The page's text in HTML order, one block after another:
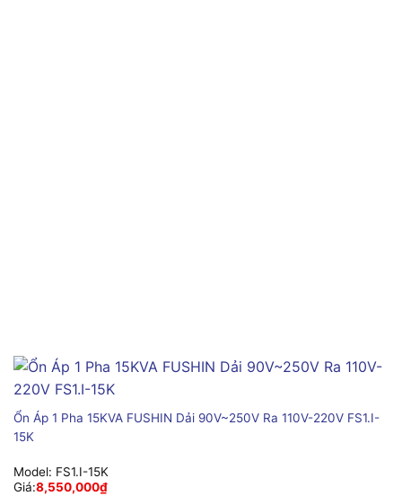
Ổn Áp 1 Pha 15KVA FUSHIN Dải 90V~250V Ra 110V-220V FS1.I-
15K
Model: FS1.I-15K
Giá:8,550,000₫